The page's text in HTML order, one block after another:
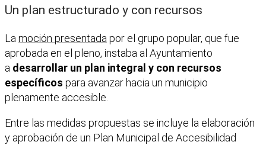
Un plan estructurado y con recursos
Lamoción presentadapor el grupo popular, que fue
aprobada en el pleno, instaba al Ayuntamiento
a desarrollar un plan integral y con recursos
específicos para avanzar hacia un municipio
plenamente accesible.
Entre las medidas propuestas se incluye la elaboración
y aprobación de un Plan Municipal de Accesibilidad